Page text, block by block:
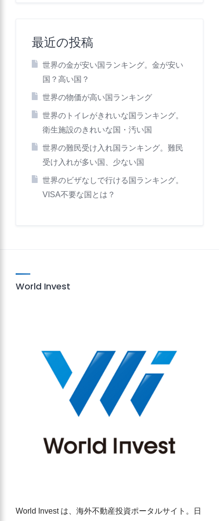
最近の投稿
世界の金が安い国ランキング。金が安い
国？高い国？
世界の物価が高い国ランキング
世界のトイレがきれいな国ランキング。
衛生施設のきれいな国・汚い国
世界の難民受け入れ国ランキング。難民
受け入れが多い国、少ない国
世界のビザなしで行ける国ランキング。
VISA不要な国とは？
World Invest
World Invest は、海外不動産投資ポータルサイト。日